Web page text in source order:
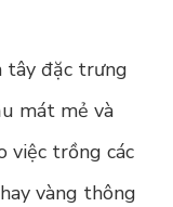
tây đặc trưng
mát mẻ và
việc trồng các
vàng thông